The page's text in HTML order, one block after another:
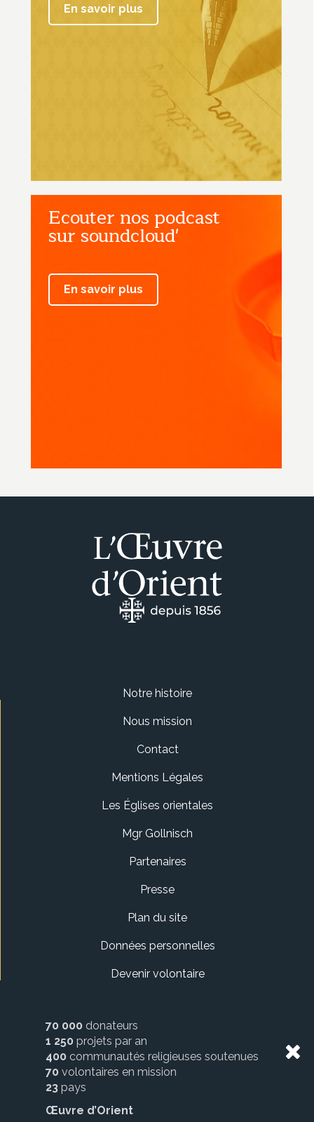
En savoir plus
Ecouter nos podcast
sur soundcloud'
En savoir plus
Notre histoire
Nous mission
Contact
Mentions Légales
Les Églises orientales
Mgr Gollnisch
Partenaires
Presse
Plan du site
Données personnelles
Devenir volontaire
70 000 donateurs
1 250 projets par an
400 communautés religieuses soutenues
70 volontaires en mission
23 pays
Œuvre d’Orient